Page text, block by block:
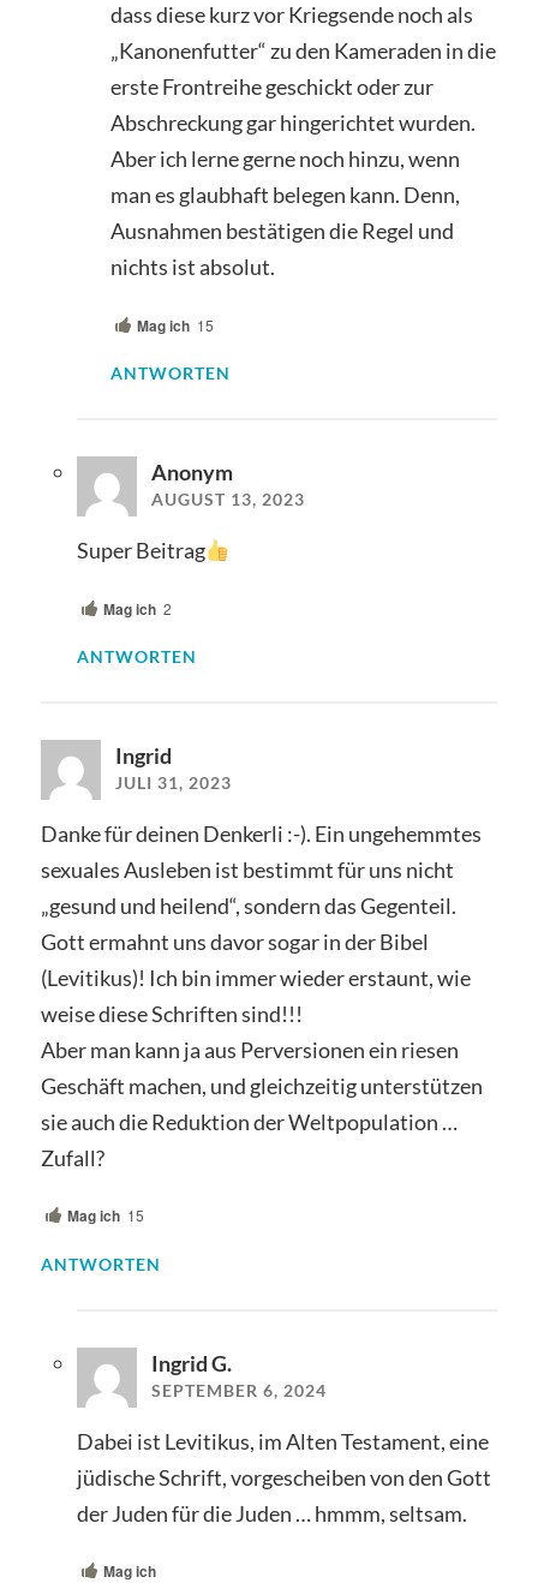
dass diese kurz vor Kriegsende noch als
„Kanonenfutter“ zu den Kameraden in die
erste Frontreihe geschickt oder zur
Abschreckung gar hingerichtet wurden.
Aber ich lerne gerne noch hinzu, wenn
man es glaubhaft belegen kann. Denn,
Ausnahmen bestätigen die Regel und
nichts ist absolut.
Mag ich 15
ANTWORTEN
Anonym
AUGUST 13, 2023
Super Beitrag
Mag ich 2
ANTWORTEN
Ingrid
JULI 31, 2023
Danke für deinen Denkerli :-). Ein ungehemmtes
sexuales Ausleben ist bestimmt für uns nicht
„gesund und heilend“, sondern das Gegenteil.
Gott ermahnt uns davor sogar in der Bibel
(Levitikus)! Ich bin immer wieder erstaunt, wie
weise diese Schriften sind!!!
Aber man kann ja aus Perversionen ein riesen
Geschäft machen, und gleichzeitig unterstützen
sie auch die Reduktion der Weltpopulation …
Zufall?
Mag ich 15
ANTWORTEN
Ingrid G.
SEPTEMBER 6, 2024
Dabei ist Levitikus, im Alten Testament, eine
jüdische Schrift, vorgescheiben von den Gott
der Juden für die Juden … hmmm, seltsam.
Mag ich